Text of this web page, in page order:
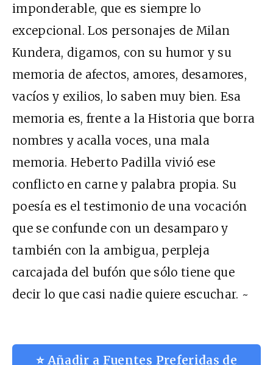
imponderable, que es siempre lo
excepcional. Los personajes de Milan
Kundera, digamos, con su humor y su
memoria de afectos, amores, desamores,
vacíos y exilios, lo saben muy bien. Esa
memoria es, frente a la Historia que borra
nombres y acalla voces, una mala
memoria. Heberto Padilla vivió ese
conflicto en carne y palabra propia. Su
poesía es el testimonio de una vocación
que se confunde con un desamparo y
también con la ambigua, perpleja
carcajada del bufón que sólo tiene que
decir lo que casi nadie quiere escuchar. ~
⭐ Añadir a Fuentes Preferidas de